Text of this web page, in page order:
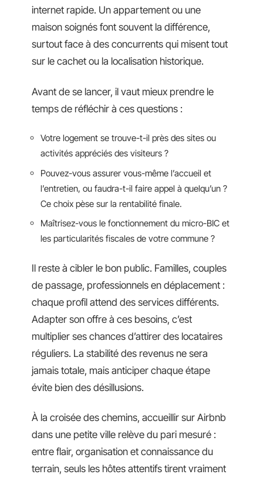
internet rapide. Un appartement ou une
maison soignés font souvent la différence,
surtout face à des concurrents qui misent tout
sur le cachet ou la localisation historique.
Avant de se lancer, il vaut mieux prendre le
temps de réfléchir à ces questions :
Votre logement se trouve-t-il près des sites ou
activités appréciés des visiteurs ?
Pouvez-vous assurer vous-même l’accueil et
l’entretien, ou faudra-t-il faire appel à quelqu’un ?
Ce choix pèse sur la rentabilité finale.
Maîtrisez-vous le fonctionnement du micro-BIC et
les particularités fiscales de votre commune ?
Il reste à cibler le bon public. Familles, couples
de passage, professionnels en déplacement :
chaque profil attend des services différents.
Adapter son offre à ces besoins, c’est
multiplier ses chances d’attirer des locataires
réguliers. La stabilité des revenus ne sera
jamais totale, mais anticiper chaque étape
évite bien des désillusions.
À la croisée des chemins, accueillir sur Airbnb
dans une petite ville relève du pari mesuré :
entre flair, organisation et connaissance du
terrain, seuls les hôtes attentifs tirent vraiment